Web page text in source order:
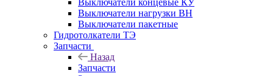
Выключатели нагрузки ВН
Выключатели пакетные
Гидротолкатели ТЭ
Запчасти
Назад
Запчасти